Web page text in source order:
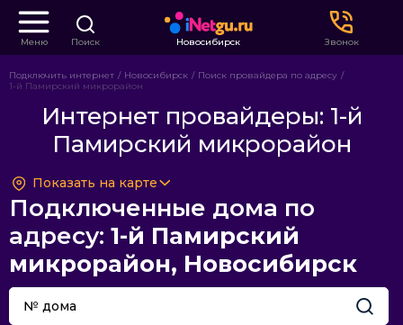
Меню Поиск Новосибирск Звонок
Подключить интернет Новосибирск
Поиск провайдера по адресу
1-й Памирский микрорайон
Интернет провайдеры: 1-й
Памирский микрорайон
Показать на карте
Подключенные дома по
адресу: 1-й Памирский
микрорайон, Новосибирск